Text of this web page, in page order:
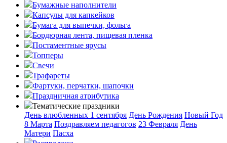
Бумажные наполнители
Капсулы для капкейков
Бумага для выпечки, фольга
Бордюрная лента, пищевая пленка
Постаментные ярусы
Топперы
Свечи
Трафареты
Фартуки, перчатки, шапочки
Праздничная атрибутика
Тематические праздники
День влюбленных 1 сентября День Рождения Новый Год
8 Марта Поздравляем педагогов 23 Февраля День
Матери Пасха